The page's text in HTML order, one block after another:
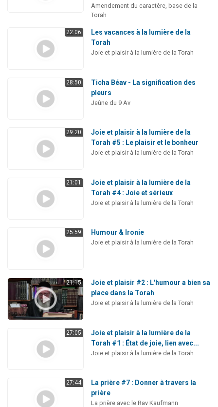
Amendement du caractère, base de la
Torah
22:06
Les vacances à la lumière de la
Torah
Joie et plaisir à la lumière de la Torah
28:50
Ticha Béav - La signification des
pleurs
Jeûne du 9 Av
29:20
Joie et plaisir à la lumière de la
Torah #5 : Le plaisir et le bonheur
Joie et plaisir à la lumière de la Torah
21:01
Joie et plaisir à la lumière de la
Torah #4 : Joie et sérieux
Joie et plaisir à la lumière de la Torah
25:59 Humour & Ironie
Joie et plaisir à la lumière de la Torah
21:15
Joie et plaisir #2 : L'humour a bien sa
place dans la Torah
Joie et plaisir à la lumière de la Torah
27:05
Joie et plaisir à la lumière de la
Torah #1 : État de joie, lien avec...
Joie et plaisir à la lumière de la Torah
27:44
La prière #7 : Donner à travers la
prière
La prière avec le Rav Kaufmann